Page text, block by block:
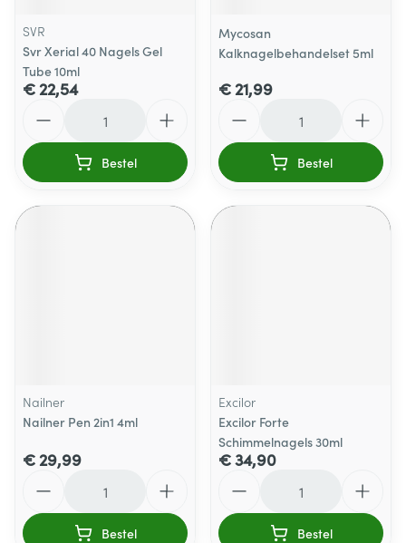
SVR
Svr Xerial 40 Nagels Gel
Tube 10ml
€ 22,54
Bestel
Mycosan
Kalknagelbehandelset 5ml
€ 21,99
Bestel
Nailner
Nailner Pen 2in1 4ml
€ 29,99
Bestel
Excilor
Excilor Forte
Schimmelnagels 30ml
€ 34,90
Bestel